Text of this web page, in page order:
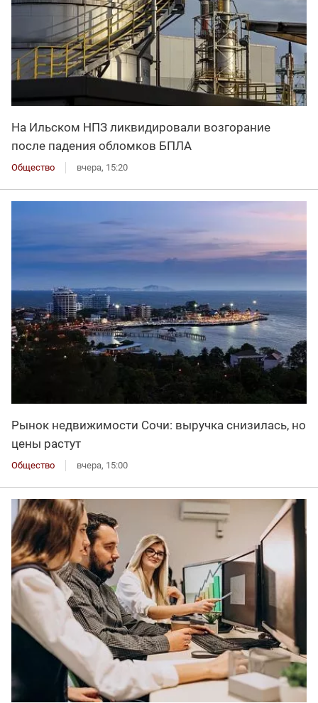
На Ильском НПЗ ликвидировали возгорание
после падения обломков БПЛА
Общество вчера, 15:20
Рынок недвижимости Сочи: выручка снизилась, но
цены растут
Общество вчера, 15:00